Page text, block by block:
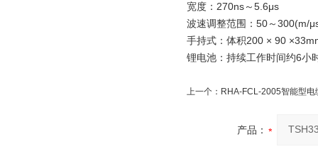
宽度：270ns～5.6μs
波速调整范围：50～300(m/
手持式：体积200 × 90
锂电池：持续工作时间约6小
上一个： RHA-FCL-2005智能型电
产品：